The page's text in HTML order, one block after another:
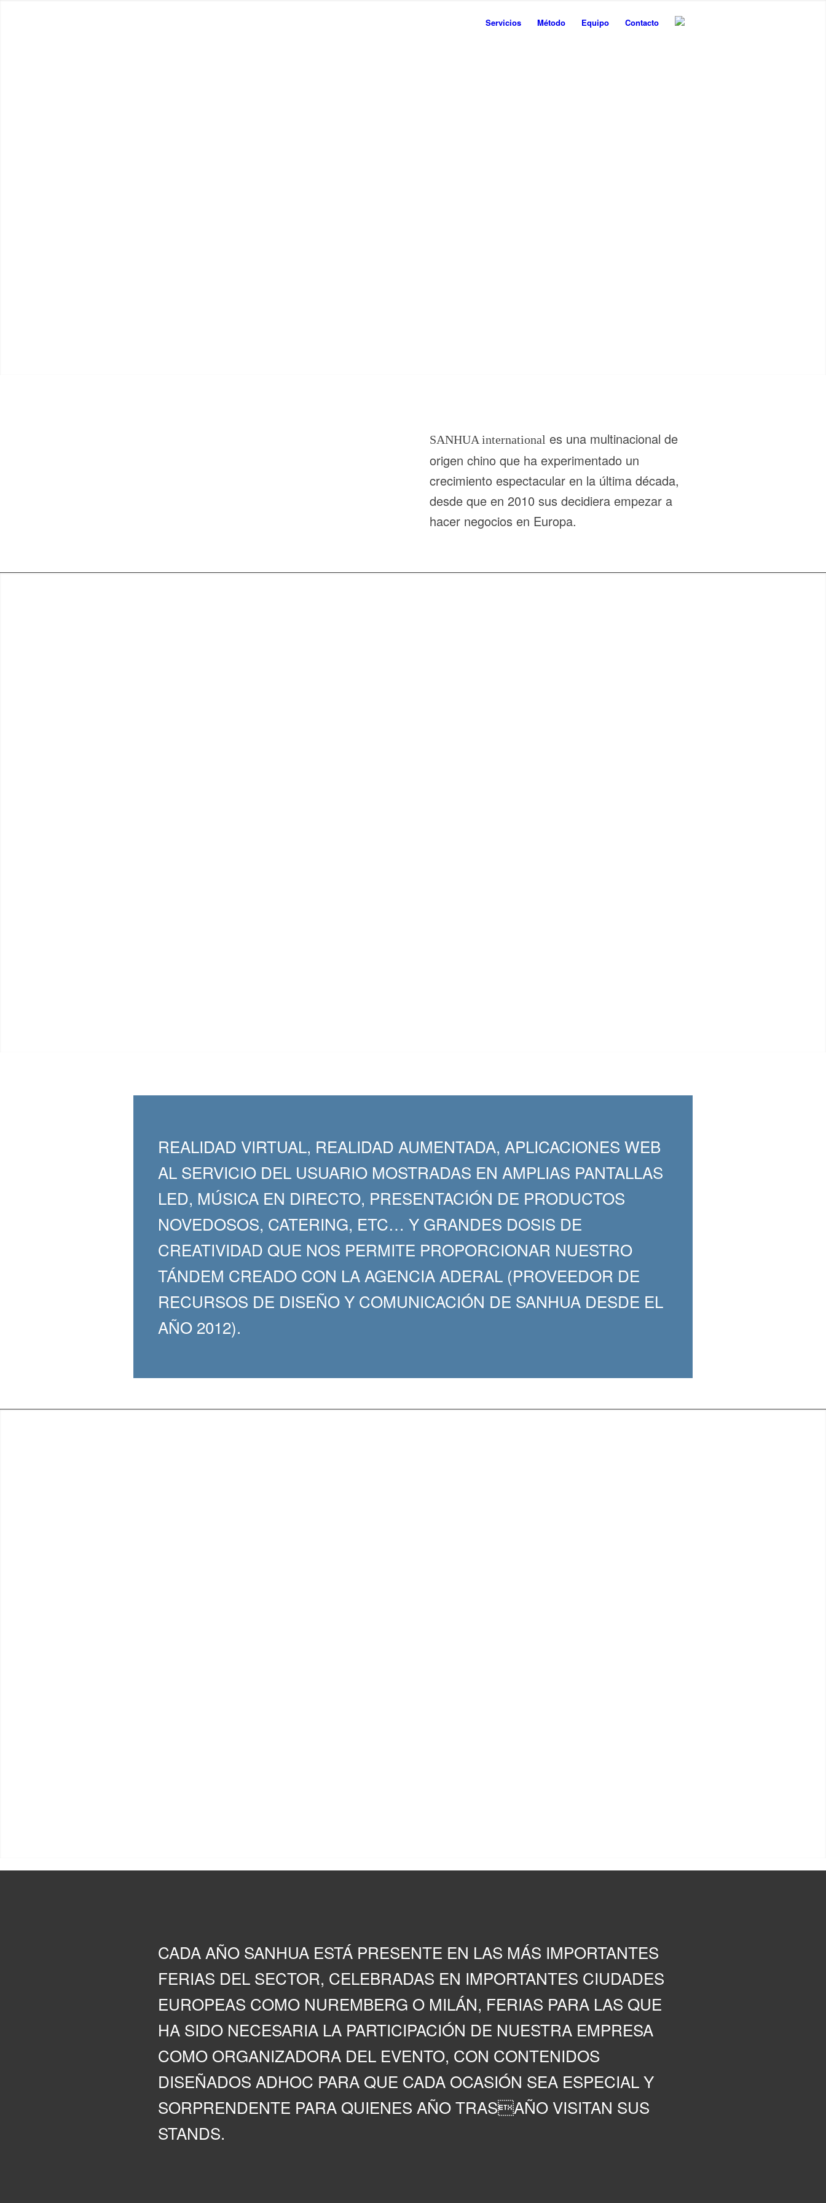
Servicios Método Equipo Contacto
SANHUA international es una multinacional de
origen chino que ha experimentado un
crecimiento espectacular en la última década,
desde que en 2010 sus decidiera empezar a
hacer negocios en Europa.
REALIDAD VIRTUAL, REALIDAD AUMENTADA, APLICACIONES WEB
AL SERVICIO DEL USUARIO MOSTRADAS EN AMPLIAS PANTALLAS
LED, MÚSICA EN DIRECTO, PRESENTACIÓN DE PRODUCTOS
NOVEDOSOS, CATERING, ETC… Y GRANDES DOSIS DE
CREATIVIDAD QUE NOS PERMITE PROPORCIONAR NUESTRO
TÁNDEM CREADO CON LA AGENCIA ADERAL (PROVEEDOR DE
RECURSOS DE DISEÑO Y COMUNICACIÓN DE SANHUA DESDE EL
AÑO 2012).
CADA AÑO SANHUA ESTÁ PRESENTE EN LAS MÁS IMPORTANTES
FERIAS DEL SECTOR, CELEBRADAS EN IMPORTANTES CIUDADES
EUROPEAS COMO NUREMBERG O MILÁN, FERIAS PARA LAS QUE
HA SIDO NECESARIA LA PARTICIPACIÓN DE NUESTRA EMPRESA
COMO ORGANIZADORA DEL EVENTO, CON CONTENIDOS
DISEÑADOS ADHOC PARA QUE CADA OCASIÓN SEA ESPECIAL Y
SORPRENDENTE PARA QUIENES AÑO TRASAÑO VISITAN SUS
STANDS.